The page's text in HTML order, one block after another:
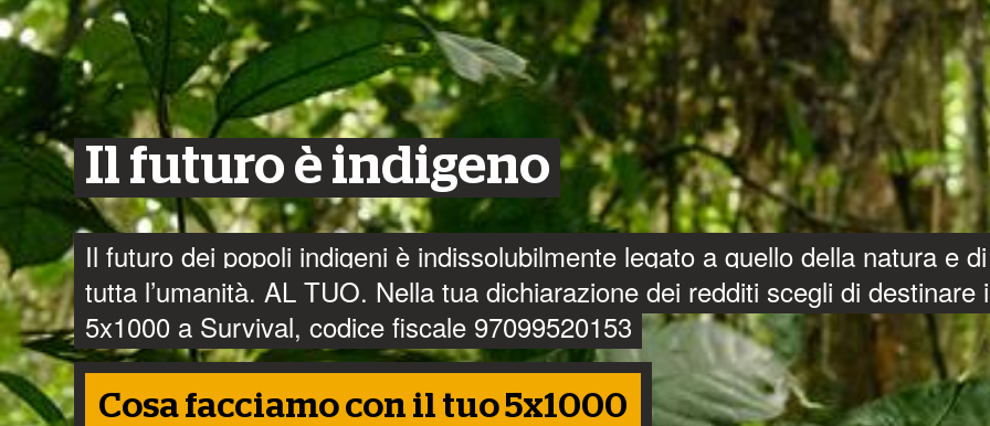
Il futuro è indigeno
Il futuro dei popoli indigeni è indissolubilmente legato a quello della natura e di
tutta l’umanità. AL TUO. Nella tua dichiarazione dei redditi scegli di destinare
5x1000 a Survival, codice fiscale 97099520153
Cosa facciamo con il tuo 5x1000
Leggi il nostro nuovo rapporto e intervieni per impedire che
aziende e grandi decisori possano mettere a rischio i popoli
incontattati del mondo.
Vai al sito dedicato
Il Territorio Kawahiva di Rio Pardo è stato delimitato fisicamente sul terreno,
manca solo la firma del Presidente Lula